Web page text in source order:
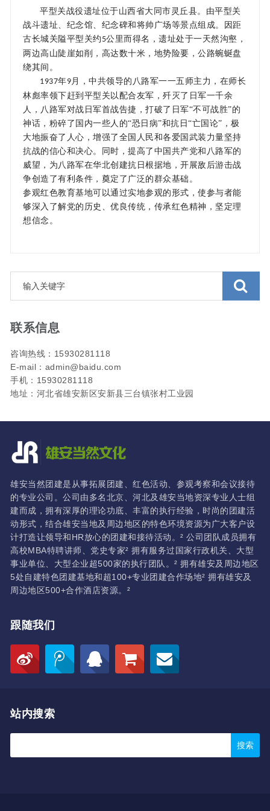
平型关战役遗址位于山西省大同市灵丘县。 由平型关
战斗遗址、纪念馆、纪念碑和将帅广场等景点组成。因距
古长城关隘平型关约 5公里而得名，遗址处于一天然沟壑，
两边高山陡崖如削，高达数十米，地势险要 ，公路蜿蜒盘
绕其间。
1937年9月，中共领导的八路军一一五师主力，在师长
林彪率领下赶到平型关以配合友军 ，歼灭了日军一千余
人，八路军对战日军首战告捷，打破了日军“不可战胜”的
神话，粉碎了国内一些人的“恐日病”和抗日“亡国论”，极
大地振奋了人心，增强了全国人民和各爱国武装力量坚持
抗战的信心和决心。同时，提高了中国共产党和八路军的
威望，为八路军在华北创建抗日根据地，开展敌后游击战
争创造了有利条件，奠定了广泛的群众基础。
参观红色教育基地可以通过实地参观的形式 ，使参与者能
够深入了解党的历史 、优良传统， 传承红色精神， 坚定理
想信念。
联系信息
咨询热线：15930281118
E-mail：admin@baidu.com
手机：15930281118
地址：河北省雄安新区安新县三台镇张村工业园
雄安当然团建是从事拓展团建、红色活动、参观考察和会议接待
的专业公司。公司由多名北京、河北及雄安当地资深专业人士组
建而成，拥有深厚的理论功底、丰富的执行经验，时尚的团建活
动形式，结合雄安当地及周边地区的特色环境资源为广大客户设
计打造让领导和HR放心的团建和接待活动。² 公司团队成员拥有
高校MBA特聘讲师、党史专家² 拥有服务过国家行政机关、大型
事业单位、大型企业超500家的执行团队。² 拥有雄安及周边地区
5处自建特色团建基地和超100+专业团建合作场地² 拥有雄安及
周边地区500+合作酒店资源。²
跟随我们
站内搜索